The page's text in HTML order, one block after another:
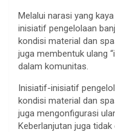
Melalui narasi yang
inisiatif pengelolaan
kondisi material dan
juga membentuk ulang
dalam komunitas.
Inisiatif-inisiatif
kondisi material dan
juga mengonfigurasi
Keberlanjutan juga